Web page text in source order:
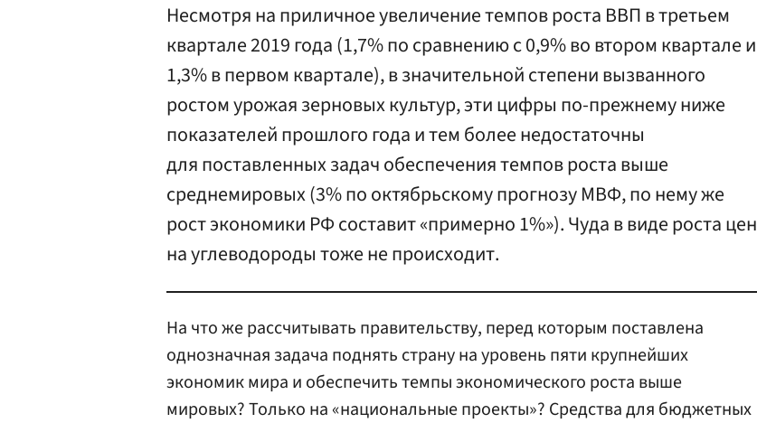
Несмотря на приличное увеличение темпов роста ВВП в третьем
квартале 2019 года (1,7% по сравнению с 0,9% во втором квартале и
1,3% в первом квартале), в значительной степени вызванного
ростом урожая зерновых культур, эти цифры по-прежнему ниже
показателей прошлого года и тем более недостаточны
для поставленных задач обеспечения темпов роста выше
среднемировых (3% по октябрьскому прогнозу МВФ, по нему же
рост экономики РФ составит «примерно 1%»). Чуда в виде роста цен
на углеводороды тоже не происходит.
На что же рассчитывать правительству, перед которым поставлена
однозначная задача поднять страну на уровень пяти крупнейших
экономик мира и обеспечить темпы экономического роста выше
мировых? Только на «национальные проекты»? Средства для бюджетных